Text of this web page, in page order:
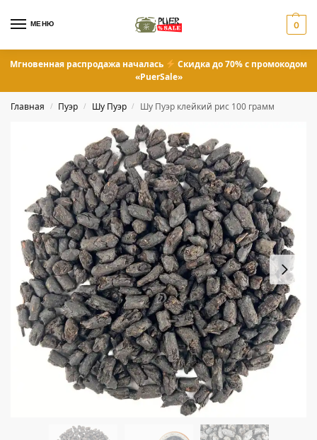
МЕНЮ 0
Мгновенная распродажа началась
Скидка до 70% с промокодом
«PuerSale»
Главная / Пуэр / Шу Пуэр / Шу Пуэр клейкий рис 100 грамм